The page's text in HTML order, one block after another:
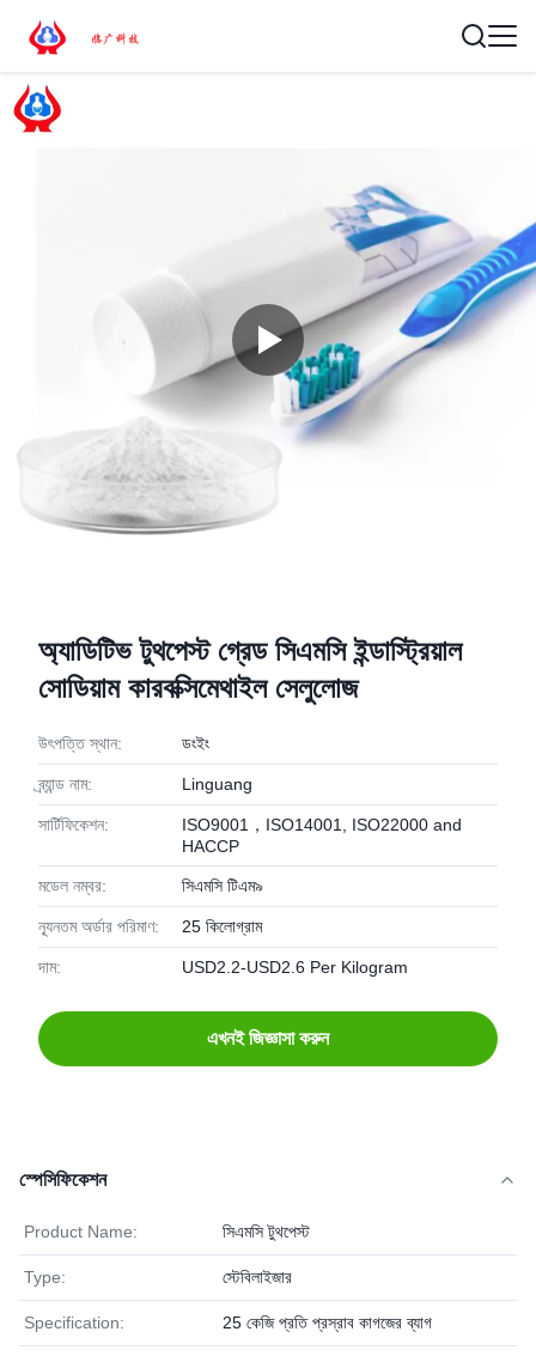
অ্যাডিটিভ টুথপেস্ট গ্রেড সিএমসি ইন্ডাস্ট্রিয়াল
সোডিয়াম কারবক্সিমেথাইল সেলুলোজ
উৎপত্তি স্থান: ডংইং
ব্র্যান্ড নাম: Linguang
সার্টিফিকেশন:
ISO9001，ISO14001, ISO22000 and
HACCP
মডেল নম্বর: সিএমসি টিএম৯
ন্যূনতম অর্ডার পরিমাণ: 25 কিলোগ্রাম
দাম: USD2.2-USD2.6 Per Kilogram
এখনই জিজ্ঞাসা করুন
স্পেসিফিকেশন
Product Name: সিএমসি টুথপেস্ট
Type: স্টেবিলাইজার
Specification: 25 কেজি প্রতি প্রস্রাব কাগজের ব্যাগ